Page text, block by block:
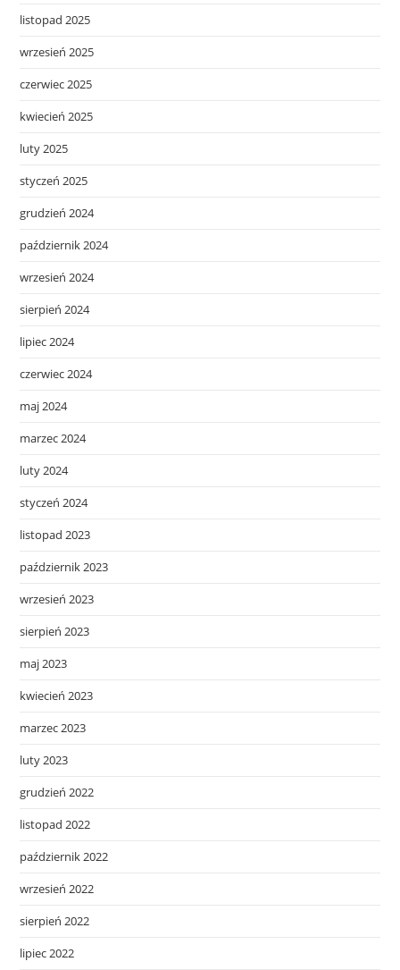
listopad 2025
wrzesień 2025
czerwiec 2025
kwiecień 2025
luty 2025
styczeń 2025
grudzień 2024
październik 2024
wrzesień 2024
sierpień 2024
lipiec 2024
czerwiec 2024
maj 2024
marzec 2024
luty 2024
styczeń 2024
listopad 2023
październik 2023
wrzesień 2023
sierpień 2023
maj 2023
kwiecień 2023
marzec 2023
luty 2023
grudzień 2022
listopad 2022
październik 2022
wrzesień 2022
sierpień 2022
lipiec 2022